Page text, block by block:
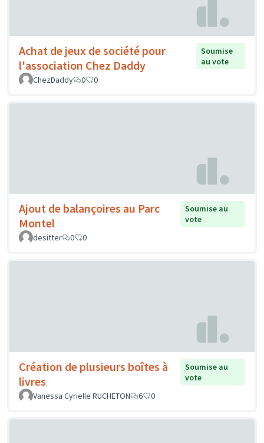
Achat de jeux de société pour
l'association Chez Daddy
Soumise
au vote
ChezDaddy
0 0
Ajout de balançoires au Parc
Montel
Soumise au
vote
desitter
0 0
Création de plusieurs boîtes à
livres
Soumise au
vote
Vanessa Cyrielle RUCHETON
6 0